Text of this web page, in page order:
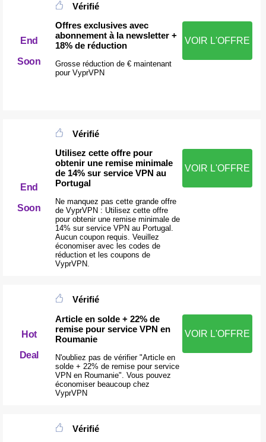
End
Soon
Vérifié
Offres exclusives avec
abonnement à la newsletter +
18% de réduction
Grosse réduction de € maintenant
pour VyprVPN
VOIR L'OFFRE
End
Soon
Vérifié
Utilisez cette offre pour
obtenir une remise minimale
de 14% sur service VPN au
Portugal
Ne manquez pas cette grande offre
de VyprVPN : Utilisez cette offre
pour obtenir une remise minimale de
14% sur service VPN au Portugal.
Aucun coupon requis. Veuillez
économiser avec les codes de
réduction et les coupons de
VyprVPN.
VOIR L'OFFRE
Hot
Deal
Vérifié
Article en solde + 22% de
remise pour service VPN en
Roumanie
N'oubliez pas de vérifier "Article en
solde + 22% de remise pour service
VPN en Roumanie". Vous pouvez
économiser beaucoup chez
VyprVPN
VOIR L'OFFRE
Vérifié